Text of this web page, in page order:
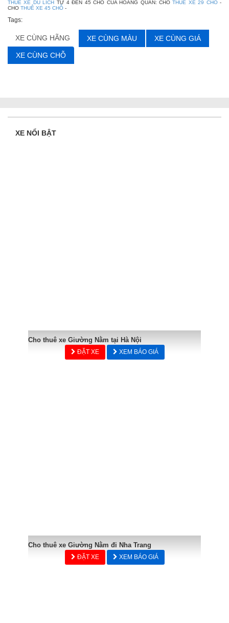
THUE XE DU LICH TỪ 4 ĐẾN 45 CHỖ CỦA HOÀNG QUÂN: CHOTHUE XE 29 CHO-
CHO THUÊ XE 45 CHỖ -
Tags:
XE CÙNG HÃNG XE CÙNG MÀU XE CÙNG GIÁ
XE CÙNG CHỖ
XE NỔI BẬT
Cho thuê xe Giường Nằm tại Hà Nội
ĐẶT XE XEM BÁO GIÁ
Cho thuê xe Giường Nằm đi Nha Trang
ĐẶT XE XEM BÁO GIÁ